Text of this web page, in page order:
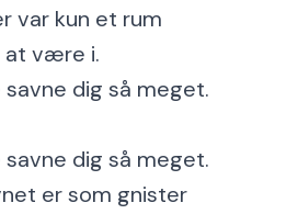
var kun et rum
at være i.
savne dig så meget.
savne dig så meget.
er som gnister